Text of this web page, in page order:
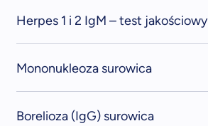
Herpes 1 i 2 IgM – test jakościowy
Mononukleoza surowica
Borelioza (IgG) surowica